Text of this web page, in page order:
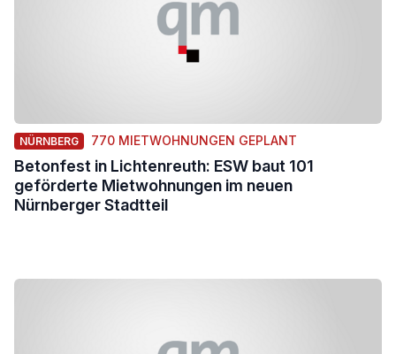
NÜRNBERG 770 MIETWOHNUNGEN GEPLANT
Betonfest in Lichtenreuth: ESW baut 101
geförderte Mietwohnungen im neuen
Nürnberger Stadtteil